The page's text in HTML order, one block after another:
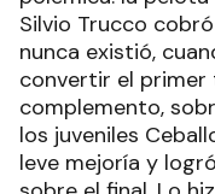
Silvio Trucco
nunca existió,
convertir el primer
complemento,
los juveniles
leve mejoría y